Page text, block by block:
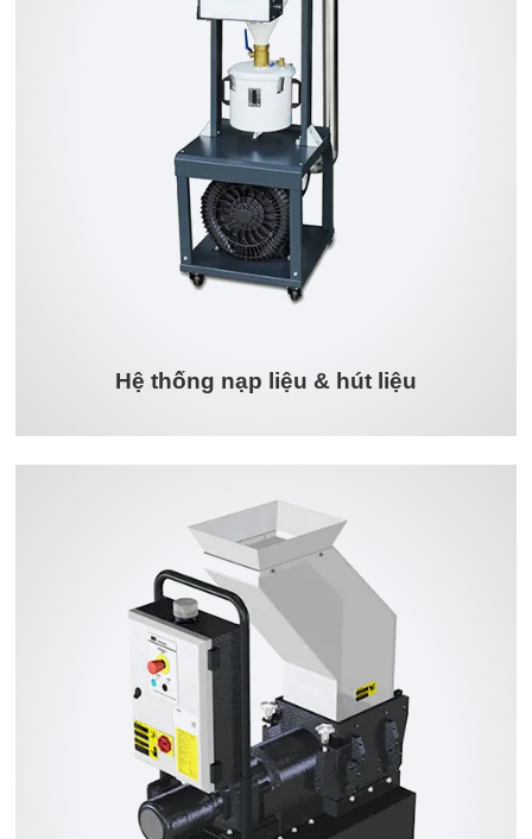
Hệ thống nạp liệu & hút liệu